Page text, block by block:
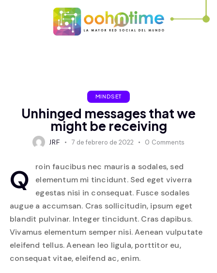
MINDSET
Unhinged messages that we
might be receiving
JRF 7 de febrero de 2022 0 Comments
Q
roin faucibus nec mauris a sodales, sed
elementum mi tincidunt. Sed eget viverra
egestas nisi in consequat. Fusce sodales
augue a accumsan. Cras sollicitudin, ipsum eget
blandit pulvinar. Integer tincidunt. Cras dapibus.
Vivamus elementum semper nisi. Aenean vulputate
eleifend tellus. Aenean leo ligula, porttitor eu,
consequat vitae, eleifend ac, enim.